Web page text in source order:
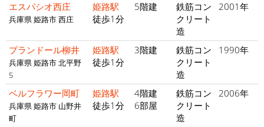
エスパシオ西庄
兵庫県 姫路市 西庄
姫路駅
徒歩1分
5階建
鉄筋コン
クリート
造
2001年
プランドール柳井
兵庫県 姫路市 北平野
5
姫路駅
徒歩1分
3階建
鉄筋コン
クリート
造
1990年
ベルフラワー岡町
兵庫県 姫路市 山野井
町
姫路駅
徒歩1分
4階建
6部屋
鉄筋コン
クリート
造
2006年